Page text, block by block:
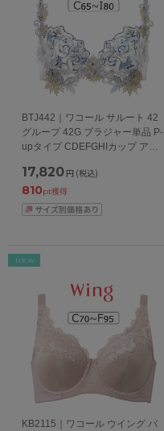
BTJ442｜ワコール サルート 42
グループ 42G ブラジャー単品 P-
upタイプ CDEFGHIカップ アン
17,820 円 (税込)
810pt獲得
NEW
KB2115｜ワコール ウイング バ